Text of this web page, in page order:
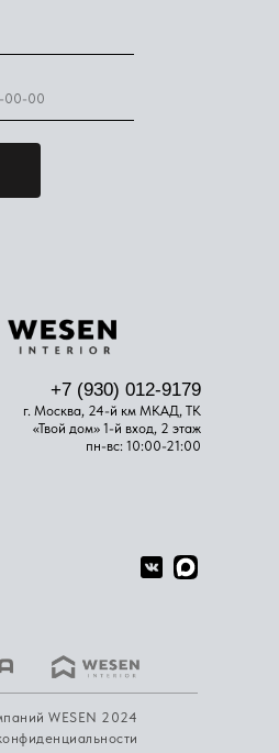
WESEN 2024
г. Москва, 24-й км МКАД, ТК
«Твой дом» 1-й вход, 2 этаж
пн-вс: 10:00-21:00
+7 (930) 012-9179